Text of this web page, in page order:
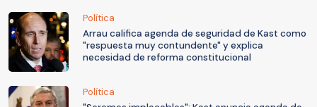
Política
Arrau califica agenda de seguridad de Kast como
"respuesta muy contundente" y explica
necesidad de reforma constitucional
Política